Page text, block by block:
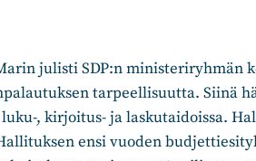
julisti SDP:n ministeriryhmän
tarpeellisuutta. Siinä
, kirjoitus- ja laskutaidoissa.
ensi vuoden